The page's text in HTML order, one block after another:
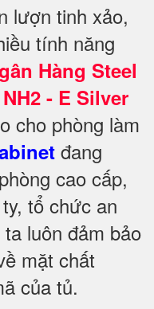
lượn tinh xảo,
tính năng
Hàng Steel
- E Silver
cho phòng làm
đang
cao cấp,
tổ chức an
luôn đảm bảo
mặt chất
của tủ.